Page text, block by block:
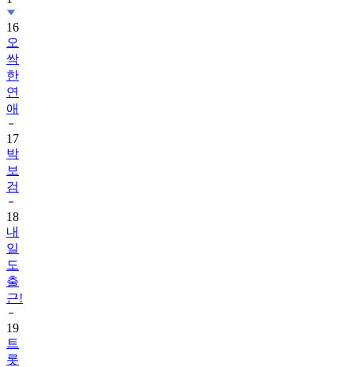
16
오
싹
한
연
애
17
박
보
검
18
내
일
도
출
근!
19
트
롯